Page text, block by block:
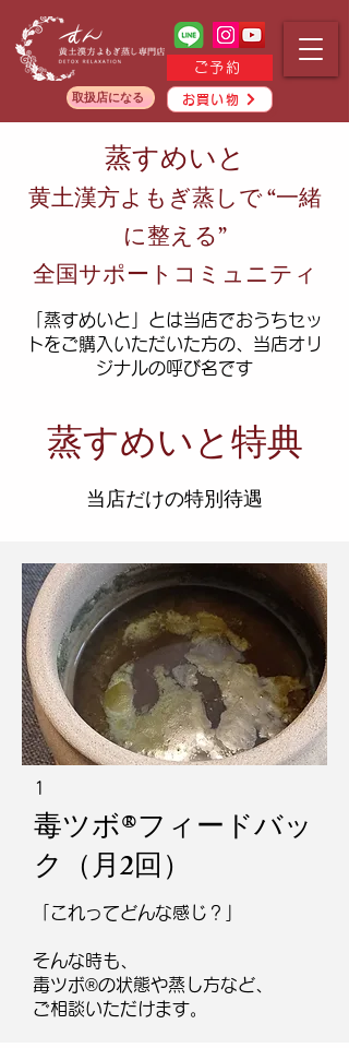
ご予約
お買い物
取扱店になる
蒸すめいと
黄土漢方よもぎ蒸しで “一緒
に整える”
全国サポートコミュニティ
「蒸すめいと」とは当店でおうちセッ
トをご購入いただいた方の、当店オリ
ジナルの呼び名です
蒸すめいと特典
当店だけの特別待遇
1
毒ツボ®︎フィードバッ
ク（月2回）
「これってどんな感じ？」
そんな時も、
毒ツボ®︎の状態や蒸し方など、
ご相談いただけます。